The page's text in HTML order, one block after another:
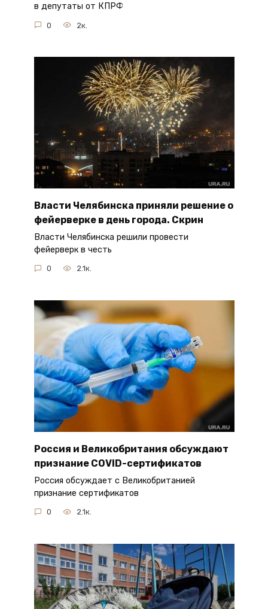
в депутаты от КПРФ
0 2к.
Власти Челябинска приняли решение о
фейерверке в день города. Скрин
Власти Челябинска решили провести
фейерверк в честь
0 2.1к.
Россия и Великобритания обсуждают
признание COVID-сертификатов
Россия обсуждает с Великобританией
признание сертификатов
0 2.1к.